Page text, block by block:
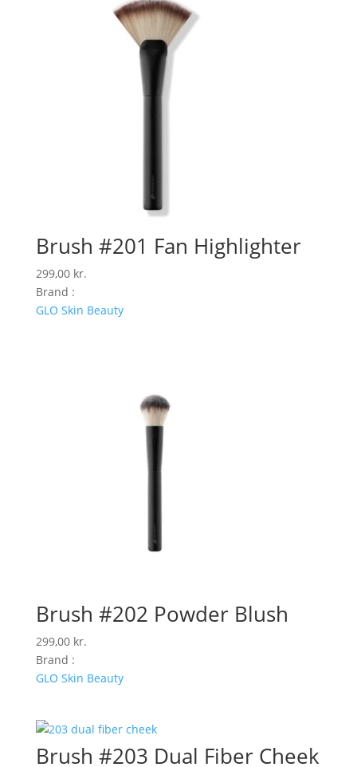
Brush #201 Fan Highlighter
299,00 kr.
Brand :
GLO Skin Beauty
Brush #202 Powder Blush
299,00 kr.
Brand :
GLO Skin Beauty
Brush #203 Dual Fiber Cheek